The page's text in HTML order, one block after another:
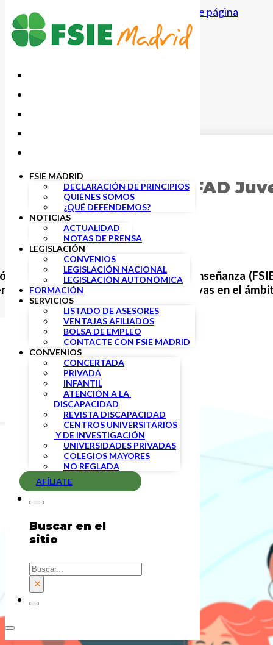
Saltar al contenido principal Saltar al pie de página
FSIE MADRID
DECLARACIÓN DE PRINCIPIOS
QUIÉNES SOMOS
¿QUÉ DEFENDEMOS?
NOTICIAS
ACTUALIDAD
NOTAS DE PRENSA
LEGISLACIÓN
CONVENIOS
LEGISLACIÓN NACIONAL
LEGISLACIÓN AUTONÓMICA
FORMACIÓN
SERVICIOS
LISTADO DE ASESORES
VENTAJAS AFILIADOS
BOLSA DE EMPLEO
CONTACTE CON FSIE MADRID
CONVENIOS
CONCERTADA
PRIVADA
INFANTIL
ATENCIÓN A LA
DISCAPACIDAD
REVISTA DISCAPACIDAD
CENTROS UNIVERSITARIOS
Y DE INVESTIGACIÓN
UNIVERSIDADES PRIVADAS
COLEGIOS MAYORES
NO REGLADA
AFÍLIATE
Buscar en el
sitio
Buscar
×
FSIE y Fundación FAD
Formación.
de Sindicatos Independientes de Enseñanza
lapromoción y divulgación de iniciativas en el